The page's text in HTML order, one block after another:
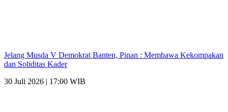
Jelang Musda V Demokrat Banten, Pinan : Membawa Kekompakan
dan Soliditas Kader
30 Juli 2026 | 17:00 WIB